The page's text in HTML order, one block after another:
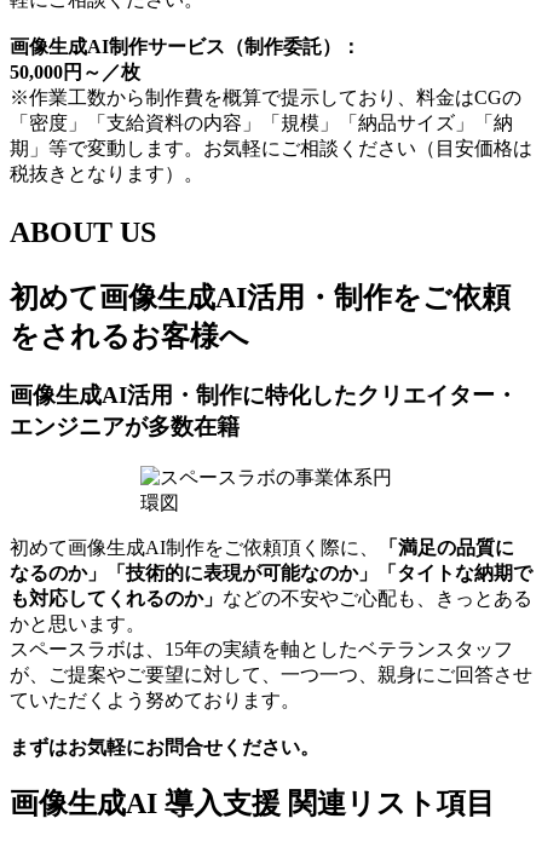
画像生成AI制作サービス（制作委託）：
50,000円～／枚
※作業工数から制作費を概算で提示しており、料金はCGの
「密度」「支給資料の内容」「規模」「納品サイズ」「納
期」等で変動します。お気軽にご相談ください（目安価格は
税抜きとなります）。
ABOUT US
初めて画像生成AI活用・制作をご依頼
をされるお客様へ
画像生成AI活用・制作に特化したクリエイター・
エンジニアが多数在籍
初めて画像生成AI制作をご依頼頂く際に、
「満足の品質に
なるのか」「技術的に表現が可能なのか」「タイトな納期で
も対応してくれるのか」 などの不安やご心配も、きっとある
かと思います。
スペースラボは、15年の実績を軸としたベテランスタッフ
が、ご提案やご要望に対して、一つ一つ、親身にご回答させ
ていただくよう努めております。
まずはお気軽にお問合せください。
画像生成AI 導入支援 関連リスト項目